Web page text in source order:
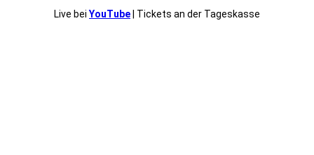
Live bei YouTube | Tickets an der Tageskasse